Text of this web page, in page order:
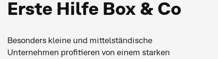
Erste Hilfe Box & Co
Besonders kleine und mittelständische
Unternehmen profitieren von einem starken